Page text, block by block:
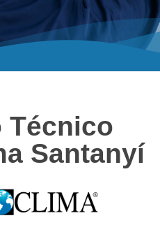
Técnico
Santanyí